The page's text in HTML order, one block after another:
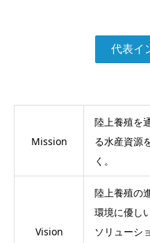
代表イ
Mission
陸上養殖を
る水産資源
く。
Vision
陸上養殖の
環境に優し
ソリューシ